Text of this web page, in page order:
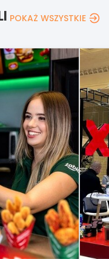
POKAŻ WSZYSTKIE